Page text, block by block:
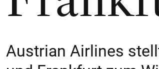
Austrian Airlines